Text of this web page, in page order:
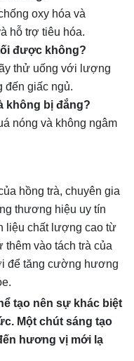
oxy hóa và
hỗ trợ tiêu hóa.
được không?
thử uống với lượng
đến giấc ngủ.
không bị đắng?
nóng và không ngâm
hồng trà, chuyên gia
thương hiệu uy tín
liệu chất lượng cao từ
thêm vào tách trà của
để tăng cường hương
tạo nên sự khác biệt
Một chút sáng tạo
hương vị mới lạ